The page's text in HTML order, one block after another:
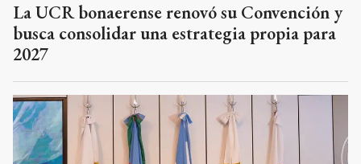
La UCR bonaerense renovó su Convención y
busca consolidar una estrategia propia para
2027